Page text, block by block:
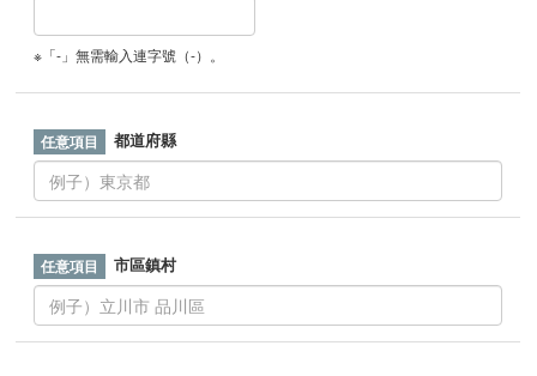
※「-」無需輸入連字號（-）。
都道府縣
市區鎮村